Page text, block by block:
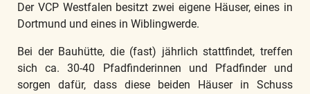
Der VCP Westfalen besitzt zwei eigene Häuser, eines in
Dortmund und eines in Wiblingwerde.
Bei der Bauhütte, die (fast) jährlich stattfindet, treffen
sich ca. 30-40 Pfadfinderinnen und Pfadfinder und
sorgen dafür, dass diese beiden Häuser in Schuss